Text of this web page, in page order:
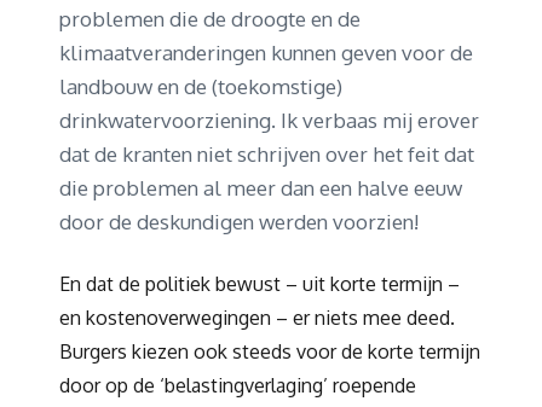
problemen die de droogte en de
klimaatveranderingen kunnen geven voor de
landbouw en de (toekomstige)
drinkwatervoorziening. Ik verbaas mij erover
dat de kranten niet schrijven over het feit dat
die problemen al meer dan een halve eeuw
door de deskundigen werden voorzien!
En dat de politiek bewust – uit korte termijn –
en kostenoverwegingen – er niets mee deed.
Burgers kiezen ook steeds voor de korte termijn
door op de ‘belastingverlaging’ roepende